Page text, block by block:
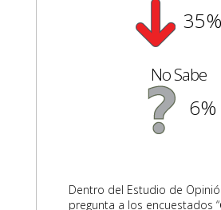
35%
No Sabe
6%
Dentro del Estudio de
pregunta a los encuestados “